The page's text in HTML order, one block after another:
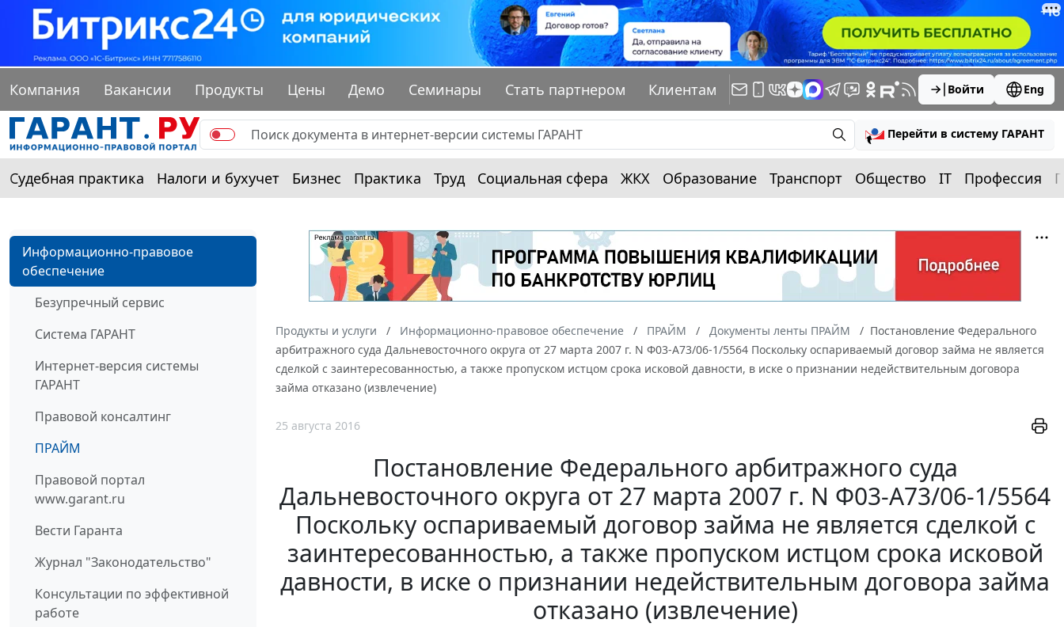
Компания Вакансии Продукты Цены Демо Семинары Стать партнером Клиентам Войти Eng
Перейти в систему ГАРАНТ
Судебная практика Налоги и бухучет Бизнес Практика Труд Социальная сфера ЖКХ Образование Транспорт Общество IT Профессия
Информационно-правовое
обеспечение
Безупречный сервис
Система ГАРАНТ
Интернет-версия системы
ГАРАНТ
Правовой консалтинг
ПРАЙМ
Правовой портал
www.garant.ru
Вести Гаранта
Журнал "Законодательство"
Консультации по эффективной
работе
Продукты и услуги Информационно-правовое обеспечение ПРАЙМ Документы ленты ПРАЙМ
Постановление Федерального
арбитражного суда Дальневосточного округа от 27 марта 2007 г. N Ф03-А73/06-1/5564 Поскольку оспариваемый договор займа не является
сделкой с заинтересованностью, а также пропуском истцом срока исковой давности, в иске о признании недействительным договора
займа отказано (извлечение)
25 августа 2016
Постановление Федерального арбитражного суда
Дальневосточного округа от 27 марта 2007 г. N Ф03-А73/06-1/5564
Поскольку оспариваемый договор займа не является сделкой с
заинтересованностью, а также пропуском истцом срока исковой
давности, в иске о признании недействительным договора займа
отказано (извлечение)